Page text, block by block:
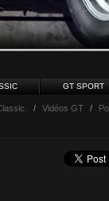
GT SPORT
/ Vidéos GT /